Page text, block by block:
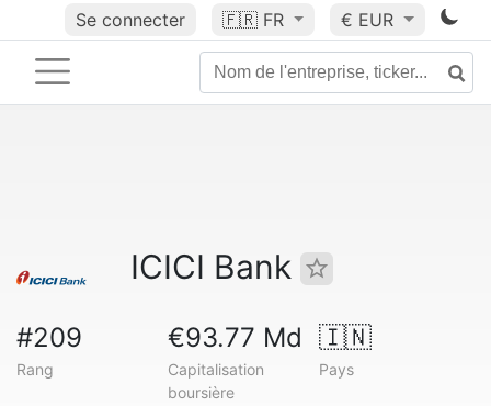
Se connecter 🇫🇷 FR € EUR
ICICI Bank
#209
Rang
€93.77 Md
Capitalisation
boursière
🇮🇳
Pays